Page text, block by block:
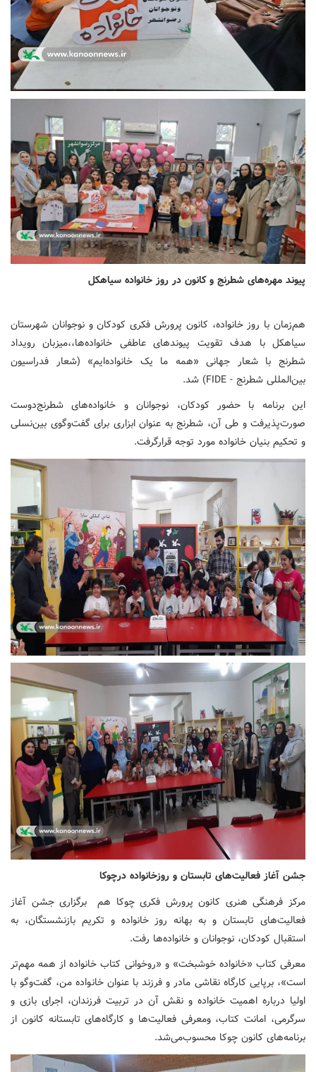
پیوند مهره‌های شطرنج و کانون در روز خانواده سیاهکل
هم‌زمان با روز خانواده، کانون پرورش فکری کودکان و نوجوانان شهرستان
سیاهکل با هدف تقویت پیوندهای عاطفی خانواده‌ها،،میزبان رویداد
شطرنج با شعار جهانی «همه ما یک خانواده‌ایم» (شعار فدراسیون
بین‌المللی شطرنج - FIDE) شد.
این برنامه با حضور کودکان، نوجوانان و خانواده‌های شطرنج‌دوست
صورت‌پذیرفت و طی آن، شطرنج به عنوان ابزاری برای گفت‌وگوی بین‌نسلی
و تحکیم بنیان خانواده مورد توجه قرارگرفت.
جشن آغاز فعالیت‌های تابستان و روزخانواده درچوکا
مرکز فرهنگی هنری کانون پرورش فکری چوکا هم برگزاری جشن آغاز
فعالیت‌های تابستان و به بهانه روز خانواده و تکریم بازنشستگان، به
استقبال کودکان، نوجوانان و خانواده‌ها رفت.
معرفی کتاب‌ «خانواده خوشبخت» و «روخوانی کتاب خانواده از همه مهم‌تر
است»، برپایی کارگاه نقاشی مادر و فرزند با عنوان خانواده من، گفت‌وگو با
اولیا درباره اهمیت خانواده و نقش آن در تربیت فرزندان، اجرای بازی و
سرگرمی، امانت کتاب، ومعرفی فعالیت‌ها و کارگاه‌های تابستانه کانون از
برنامه‌های کانون چوکا محسوب‌می‌شد.